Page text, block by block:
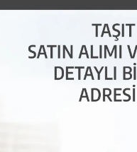
hale getirir.
sağlar.
Detaylı bilgi için
Yakıt Dolumu